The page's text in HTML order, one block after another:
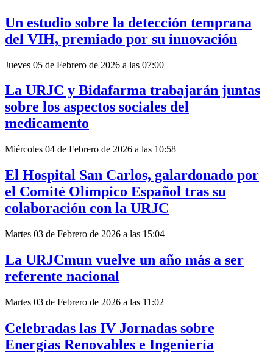
Un estudio sobre la detección temprana
del VIH, premiado por su innovación
Jueves 05 de Febrero de 2026 a las 07:00
La URJC y Bidafarma trabajarán juntas
sobre los aspectos sociales del
medicamento
Miércoles 04 de Febrero de 2026 a las 10:58
El Hospital San Carlos, galardonado por
el Comité Olímpico Español tras su
colaboración con la URJC
Martes 03 de Febrero de 2026 a las 15:04
La URJCmun vuelve un año más a ser
referente nacional
Martes 03 de Febrero de 2026 a las 11:02
Celebradas las IV Jornadas sobre
Energías Renovables e Ingeniería